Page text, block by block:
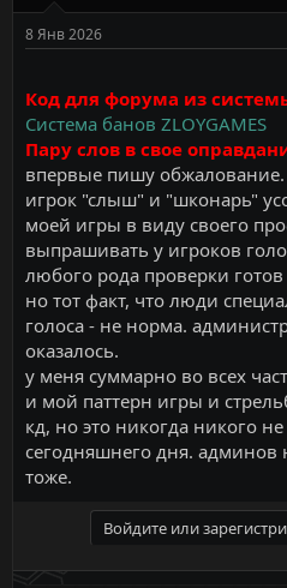
е
м
ы
ч
л
8 Янв 2026
Код для форума из
Система банов ZLOYGAMES
Пару слов в свое
впервые пишу обжалование.
игрок "слыш" и "шконарь"
моей игры в виду своего
выпрашивать у игроков
любого рода проверки
но тот факт, что люди
голоса - не норма.
оказалось.
у меня суммарно во всех
и мой паттерн игры и
кд, но это никогда никого
сегодняшнего дня. админов
тоже.
Войдите или